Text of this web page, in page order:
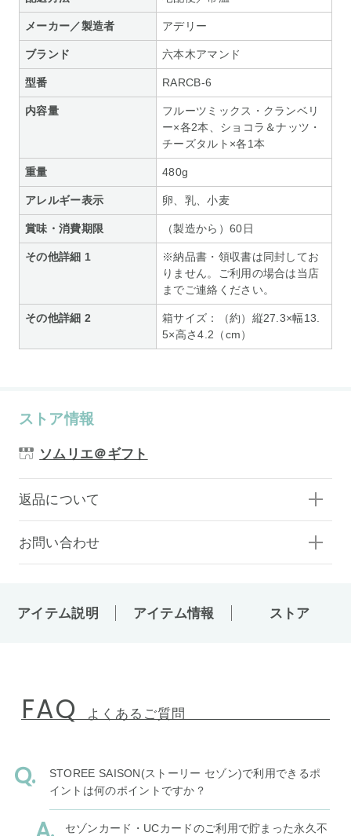
メーカー／製造者 アデリー
ブランド 六本木アマンド
型番 RARCB-6
内容量
フルーツミックス・クランベリ
ー×各2本、ショコラ＆ナッツ・
チーズタルト×各1本
重量 480g
アレルギー表示 卵、乳、小麦
賞味・消費期限 （製造から）60日
その他詳細 1
※納品書・領収書は同封してお
りません。ご利用の場合は当店
までご連絡ください。
その他詳細 2
箱サイズ：（約）縦27.3×幅13.
5×高さ4.2（cm）
ストア情報
ソムリエ＠ギフト
返品について
お問い合わせ
アイテム説明 アイテム情報 ストア
FAQ よくあるご質問
STOREE SAISON(ストーリー セゾン)で利用できるポ
イントは何のポイントですか？
セゾンカード・UCカードのご利用で貯まった永久不